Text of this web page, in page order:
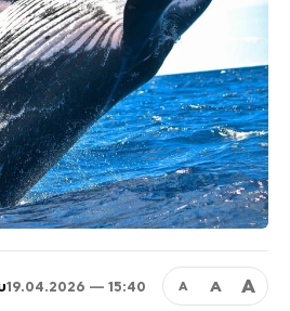
19.04.2026 — 15:40 Α Α Α